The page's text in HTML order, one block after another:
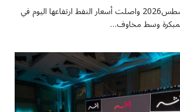
عواصم وكالات 7 أغسطس2026 واصلت أسعار ⁠النفط ارتفاعها اليوم في
وسط مخاوف…